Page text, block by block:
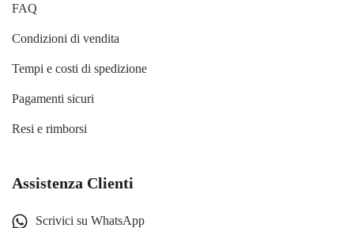
FAQ
Condizioni di vendita
Tempi e costi di spedizione
Pagamenti sicuri
Resi e rimborsi
Assistenza Clienti
Scrivici su WhatsApp